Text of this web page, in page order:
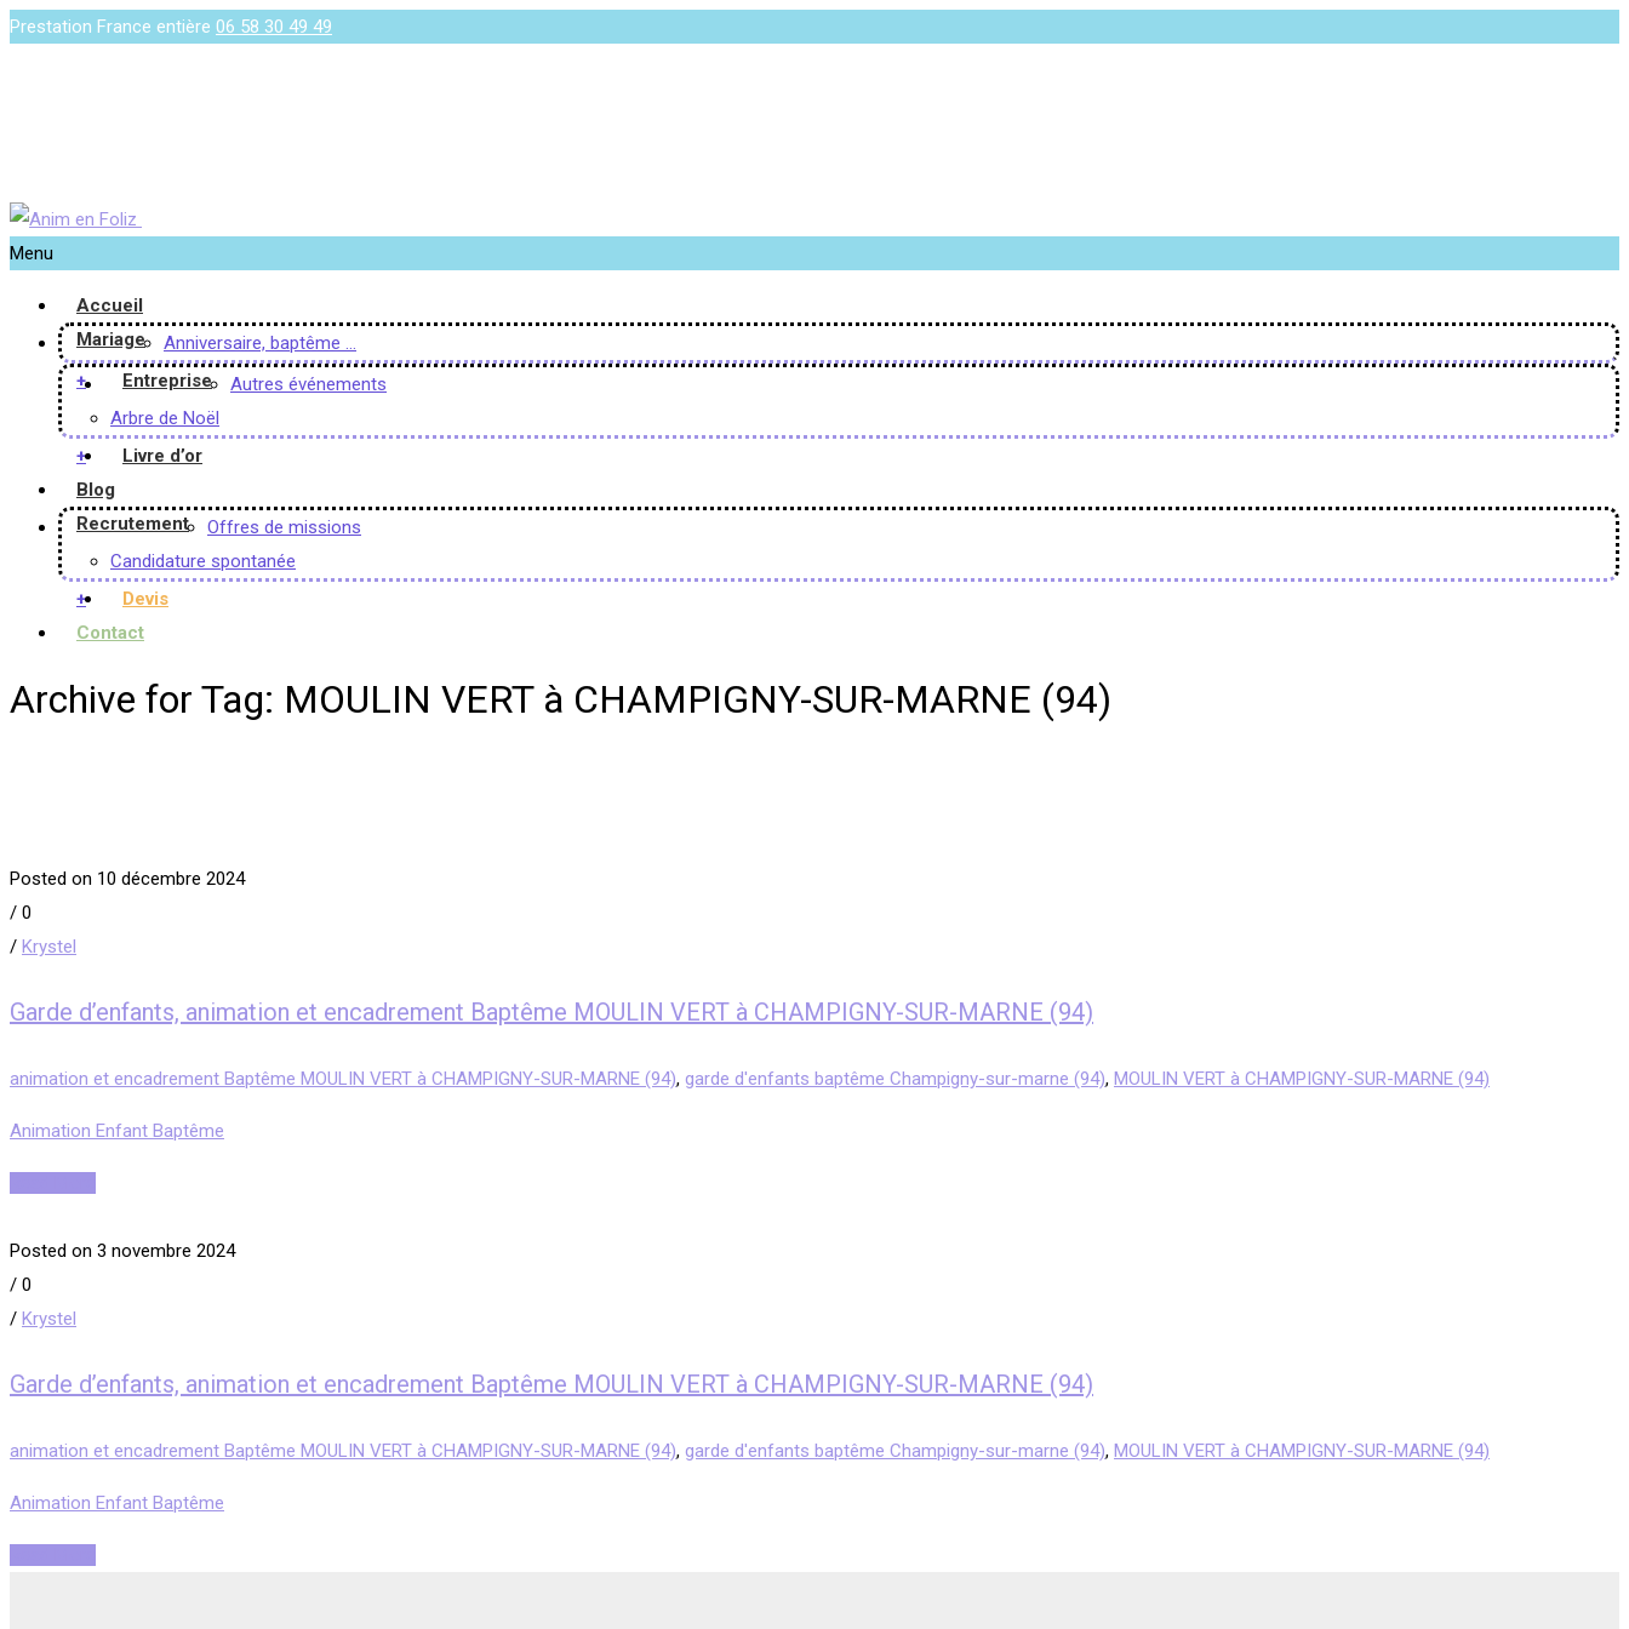
Prestation France entière 06 58 30 49 49
Menu
Accueil
Mariage
Anniversaire, baptême …
+
Entreprise
Autres événements
Arbre de Noël
+
Livre d’or
Blog
Recrutement
Offres de missions
Candidature spontanée
+
Devis
Contact
Archive for Tag: MOULIN VERT à CHAMPIGNY-SUR-MARNE (94)
Posted on 10 décembre 2024
/ 0
/ Krystel
Garde d’enfants, animation et encadrement Baptême MOULIN VERT à CHAMPIGNY-SUR-MARNE (94)
animation et encadrement Baptême MOULIN VERT à CHAMPIGNY-SUR-MARNE (94), garde d'enfants baptême Champigny-sur-marne (94), MOULIN VERT à CHAMPIGNY-SUR-MARNE (94)
Animation Enfant Baptême
Posted on 3 novembre 2024
/ 0
/ Krystel
Garde d’enfants, animation et encadrement Baptême MOULIN VERT à CHAMPIGNY-SUR-MARNE (94)
animation et encadrement Baptême MOULIN VERT à CHAMPIGNY-SUR-MARNE (94), garde d'enfants baptême Champigny-sur-marne (94), MOULIN VERT à CHAMPIGNY-SUR-MARNE (94)
Animation Enfant Baptême